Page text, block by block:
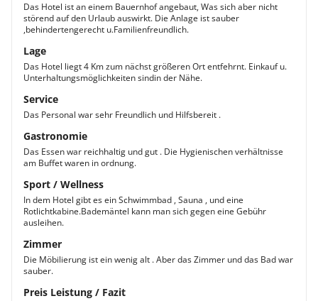
Das Hotel ist an einem Bauernhof angebaut, Was sich aber nicht
störend auf den Urlaub auswirkt. Die Anlage ist sauber
,behindertengerecht u.Familienfreundlich.
Lage
Das Hotel liegt 4 Km zum nächst größeren Ort entfehrnt. Einkauf u.
Unterhaltungsmöglichkeiten sindin der Nähe.
Service
Das Personal war sehr Freundlich und Hilfsbereit .
Gastronomie
Das Essen war reichhaltig und gut . Die Hygienischen verhältnisse
am Buffet waren in ordnung.
Sport / Wellness
In dem Hotel gibt es ein Schwimmbad , Sauna , und eine
Rotlichtkabine.Bademäntel kann man sich gegen eine Gebühr
ausleihen.
Zimmer
Die Möbilierung ist ein wenig alt . Aber das Zimmer und das Bad war
sauber.
Preis Leistung / Fazit